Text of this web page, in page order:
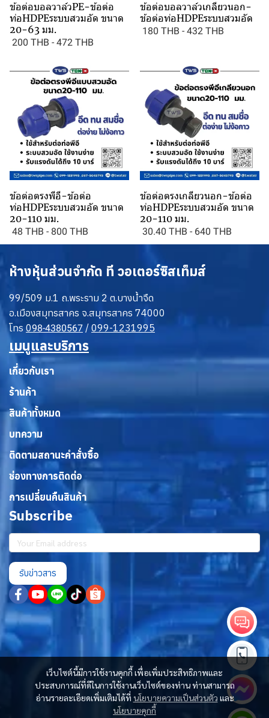
ข้อต่อบอลวาล์วPE-ข้อต่อ
ท่อHDPEระบบสวมอัด ขนาด
20-63 มม.
200 THB - 472 THB
ข้อต่อบอลวาล์วเกลียวนอก-
ข้อต่อท่อHDPEระบบสวมอัด
180 THB - 432 THB
ข้อต่อตรงพีอี-ข้อต่อ
ท่อHDPEระบบสวมอัด ขนาด
20-110 มม.
48 THB - 800 THB
ข้อต่อตรงเกลียวนอก-ข้อต่อ
ท่อHDPEระบบสวมอัด ขนาด
20-110 มม.
30.40 THB - 640 THB
เว็บไซต์นี้มีการใช้งานคุกกี้ เพื่อเพิ่มประสิทธิภาพและ
ประสบการณ์ที่ดีในการใช้งานเว็บไซต์ของท่าน ท่านสามารถ
อ่านรายละเอียดเพิ่มเติมได้ที่ นโยบายความเป็นส่วนตัว และ
นโยบายคุกกี้
ห้างหุ้นส่วนจำกัด ที วอเตอร์ซิสเท็มส์
99/509 ม.1 ถ.พระราม 2 ต.บางน้ำจืด
อ.เมืองสมุทรสาคร จ.สมุทรสาคร 74000
โทร098-4380567 / 099-1231995
เมนูและบริการ
เกี่ยวกับเรา
ร้านค้า
สินค้าทั้งหมด
บทความ
ติดตามสถานะคำสั่งซื้อ
ช่องทางการติดต่อ
การเปลี่ยนคืนสินค้า
Subscribe
รับข่าวสาร